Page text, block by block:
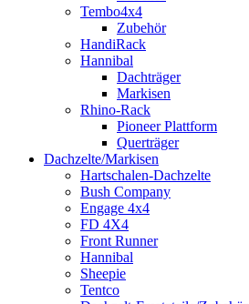
Tembo4x4
Zubehör
HandiRack
Hannibal
Dachträger
Markisen
Rhino-Rack
Pioneer Plattform
Querträger
Dachzelte/Markisen
Hartschalen-Dachzelte
Bush Company
Engage 4x4
FD 4X4
Front Runner
Hannibal
Sheepie
Tentco